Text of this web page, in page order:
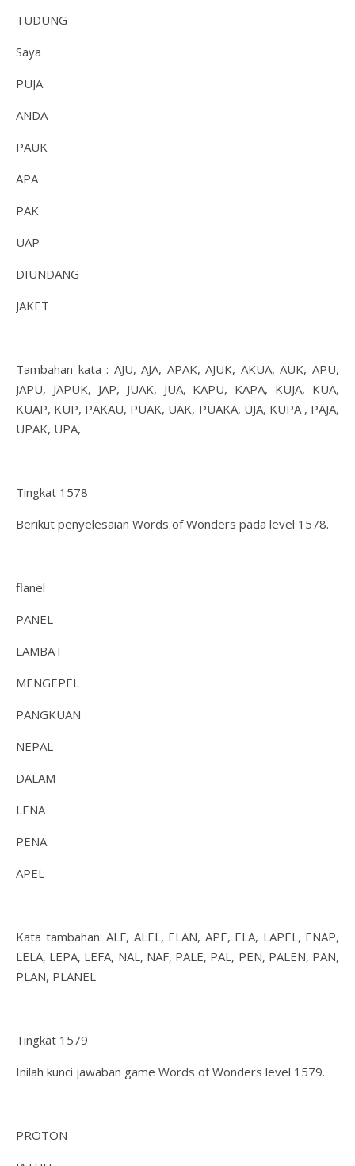
TUDUNG
Saya
PUJA
ANDA
PAUK
APA
PAK
UAP
DIUNDANG
JAKET
Tambahan kata : AJU, AJA, APAK, AJUK, AKUA, AUK, APU,
JAPU, JAPUK, JAP, JUAK, JUA, KAPU, KAPA, KUJA, KUA,
KUAP, KUP, PAKAU, PUAK, UAK, PUAKA, UJA, KUPA , PAJA,
UPAK, UPA,
Tingkat 1578
Berikut penyelesaian Words of Wonders pada level 1578.
flanel
PANEL
LAMBAT
MENGEPEL
PANGKUAN
NEPAL
DALAM
LENA
PENA
APEL
Kata tambahan: ALF, ALEL, ELAN, APE, ELA, LAPEL, ENAP,
LELA, LEPA, LEFA, NAL, NAF, PALE, PAL, PEN, PALEN, PAN,
PLAN, PLANEL
Tingkat 1579
Inilah kunci jawaban game Words of Wonders level 1579.
PROTON